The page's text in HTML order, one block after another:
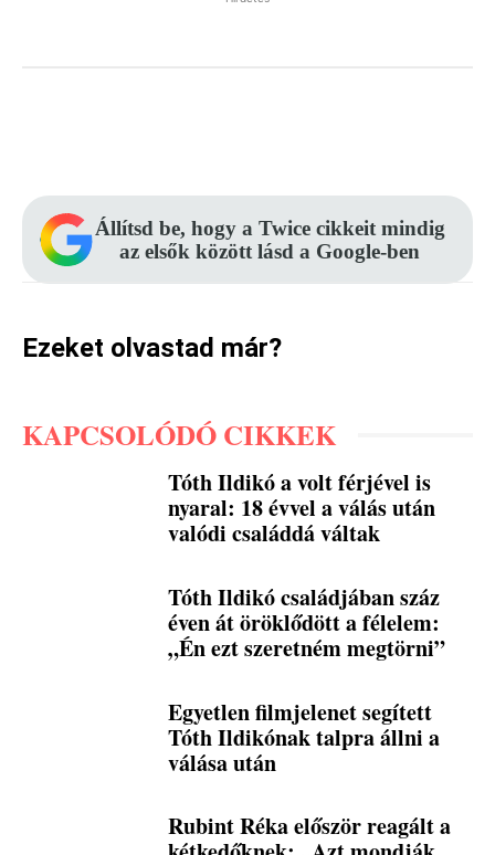
Állítsd be, hogy a Twice cikkeit mindig
az elsők között lásd a Google-ben
Ezeket olvastad már?
KAPCSOLÓDÓ CIKKEK
Tóth Ildikó a volt férjével is
nyaral: 18 évvel a válás után
valódi családdá váltak
Tóth Ildikó családjában száz
éven át öröklődött a félelem:
„Én ezt szeretném megtörni”
Egyetlen filmjelenet segített
Tóth Ildikónak talpra állni a
válása után
Rubint Réka először reagált a